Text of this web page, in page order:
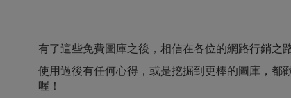
有了這些免費圖庫之後，相信在各位的網路行銷之
使用過後有任何心得，或是挖掘到更棒的圖庫，都
喔！